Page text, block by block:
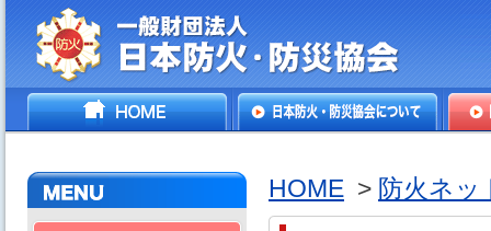
一般財団法人日本防火・防
HOME
HOME > 防火ネッ